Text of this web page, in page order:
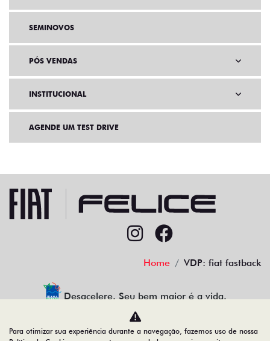
SEMINOVOS
PÓS VENDAS
INSTITUCIONAL
AGENDE UM TEST DRIVE
Home VDP: fiat fastback
Desacelere. Seu bem maior é a vida.
Para otimizar sua experiência durante a navegação, fazemos uso de nossa